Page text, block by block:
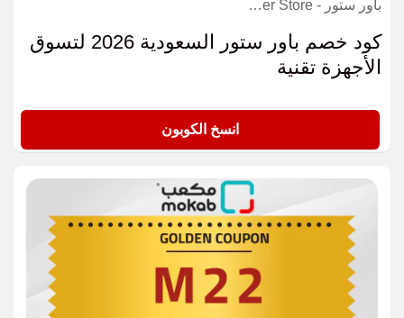
باور ستور - Power Store كوبون
كود خصم باور ستور السعودية 2026 لتسوق
الأجهزة تقنية
انسخ الكوبون